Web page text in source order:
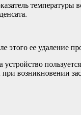
температуры
ее удаление
возникновении